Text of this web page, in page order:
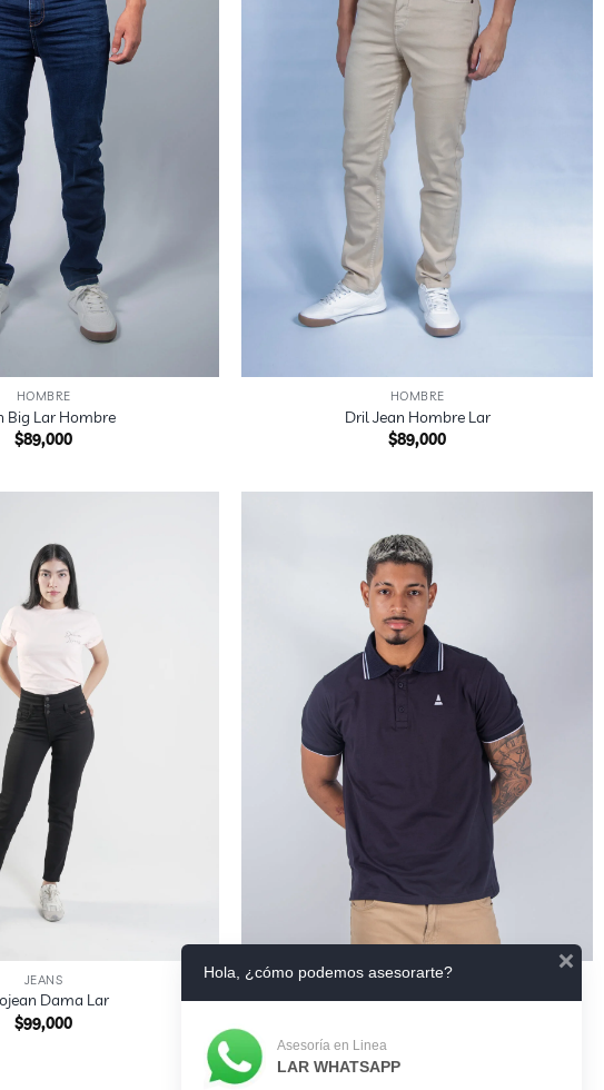
HOMBRE
Big Lar Hombre
$89,000
HOMBRE
Dril Jean Hombre Lar
$89,000
JEANS
Dama Lar
$99,000
HOMBRE
Polo Lar Slim Hombre
Hola, ¿cómo podemos asesorarte?
Asesoría en Linea
LAR WHATSAPP